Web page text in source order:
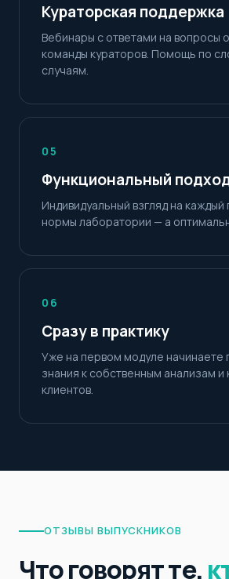
Кураторская поддержка
Вебинары с ответами на вопросы
команды кураторов. Помощь по
случаям.
05
Функциональный
Индивидуальный взгляд на
нормы лаборатории — а
06
Сразу в практику
Уже на первом модуле начинаете
знания к собственным анализам и
клиентов.
ОТЗЫВЫ ВЫПУСКНИКОВ
Что говорят те,